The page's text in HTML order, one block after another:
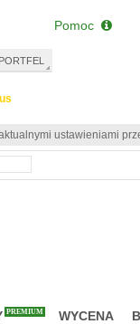
ustawieniami
PREMIUM WYCENA
PORTFEL
Pomoc